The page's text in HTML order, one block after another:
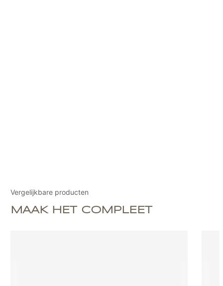
Vergelijkbare producten
MAAK HET COMPLEET